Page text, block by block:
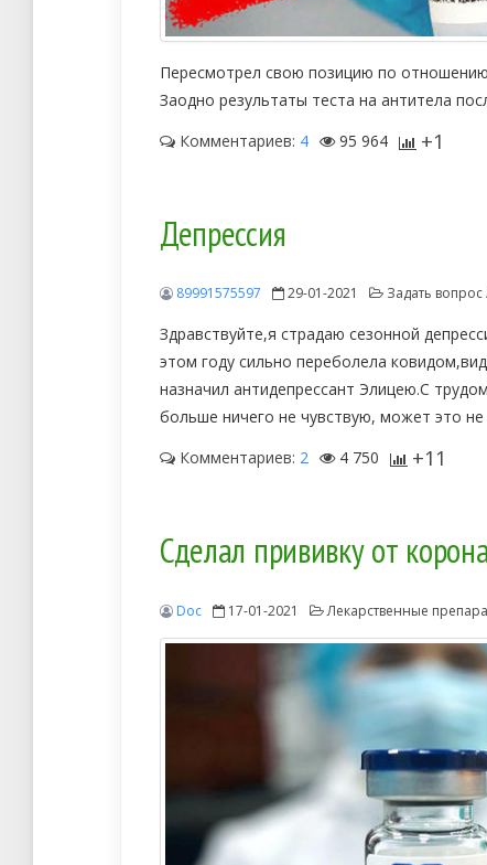
Пересмотрел свою позицию по
Заодно результаты теста на антитела
Комментариев: 4 95 964 +1
Депрессия
89991575597 29-01-2021 Задать
Здравствуйте,я страдаю сезонной
этом году сильно переболела
назначил антидепрессант Элицею.С
больше ничего не чувствую, может это
Комментариев: 2 4 750 +11
Сделал прививку от
Doc 17-01-2021 Лекарственные